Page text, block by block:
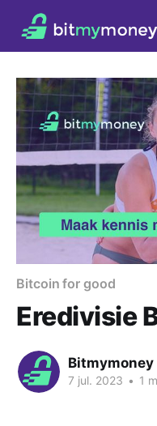
Bitcoin for good
Eredivisie
Bitmymoney
7 jul. 2023 • 1